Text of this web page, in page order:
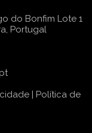
do Bonfim Lote 1
Portugal
| Política de